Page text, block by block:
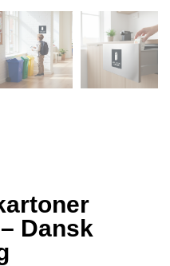
Dansk